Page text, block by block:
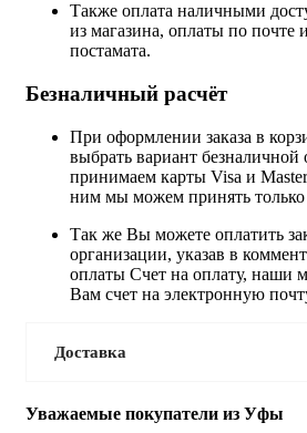
Также оплата наличными
из магазина, оплаты по почте
постамата.
Безналичный расчёт
При оформлении заказа в
выбрать вариант
принимаем карты Visa и
ним мы можем принять только
Так же Вы можете оплатить
организации, указав в
оплаты Счет на оплату, наши
Вам счет на электронную
Доставка
Уважаемые покупатели из Уфы